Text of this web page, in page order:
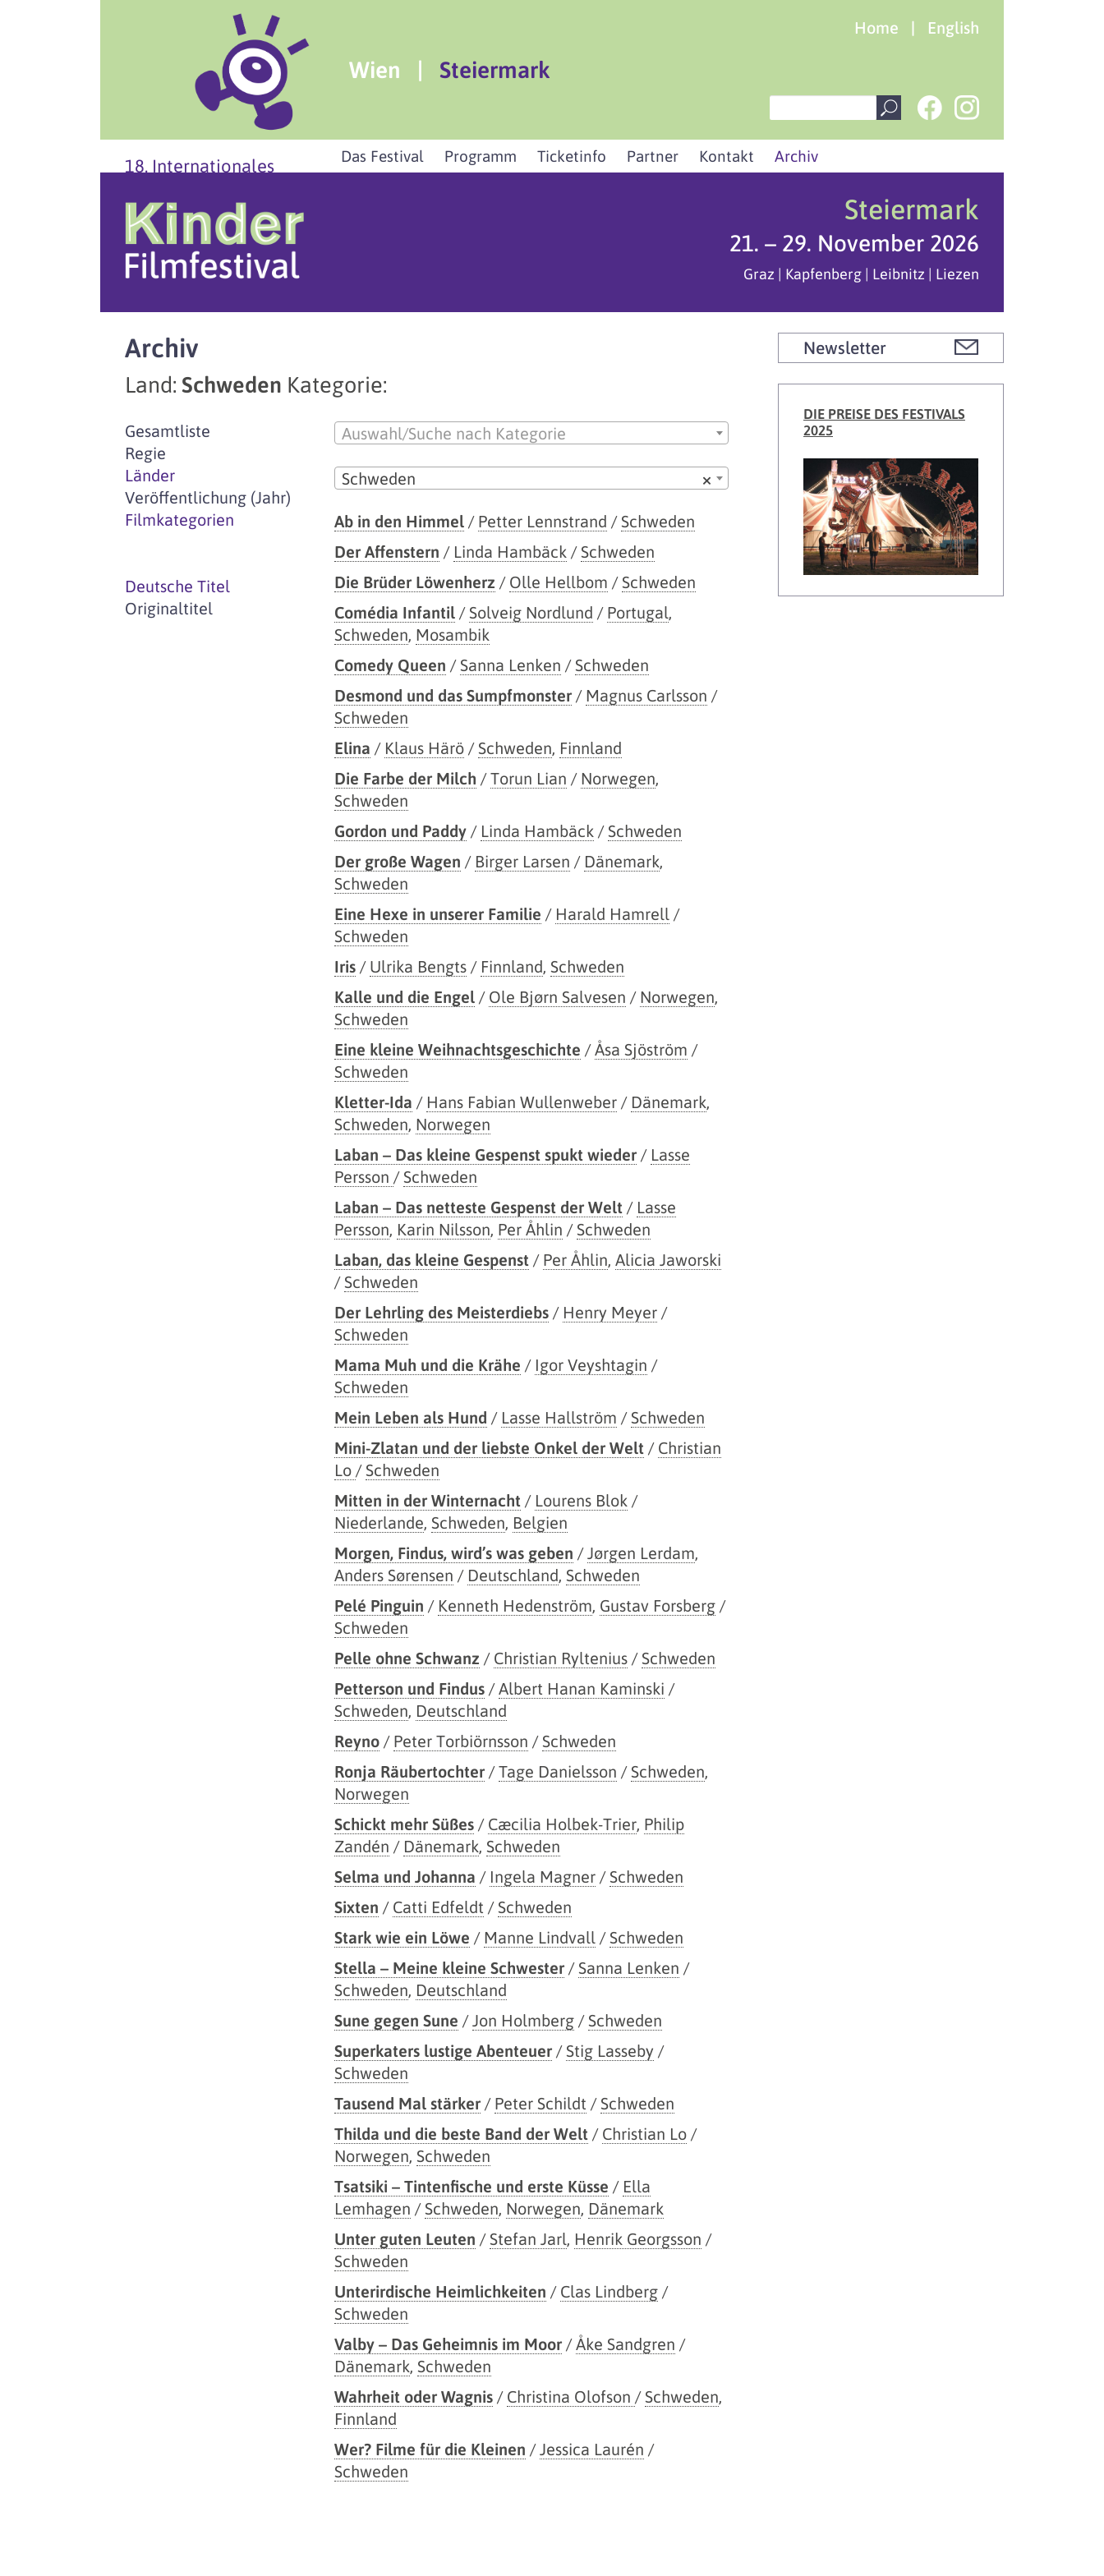
Home | English
Wien | Steiermark
18. Internationales Das Festival Programm Ticketinfo Partner Kontakt Archiv
Steiermark
21. – 29. November 2026
Graz | Kapfenberg | Leibnitz | Liezen
Archiv
Land: Schweden Kategorie:
Gesamtliste
Regie
Länder
Veröffentlichung (Jahr)
Filmkategorien
Deutsche Titel
Originaltitel
Auswahl/Suche nach Kategorie
×
Schweden
Ab in den Himmel / Petter Lennstrand / Schweden
Der Affenstern / Linda Hambäck / Schweden
Die Brüder Löwenherz / Olle Hellbom / Schweden
Comédia Infantil / Solveig Nordlund / Portugal
Schweden Mosambik
Comedy Queen / Sanna Lenken / Schweden
Desmond und das Sumpfmonster/ Magnus Carlsson /
Schweden
Elina / Klaus Härö / Schweden Finnland
Die Farbe der Milch /Torun Lian / Norwegen
Schweden
Gordon und Paddy / Linda Hambäck / Schweden
Der große Wagen / Birger Larsen / Dänemark
Schweden
Eine Hexe in unserer Familie / Harald Hamrell /
Schweden
Iris / Ulrika Bengts / Finnland Schweden
Kalle und die Engel / Ole Bjørn Salvesen / Norwegen
Schweden
Eine kleine Weihnachtsgeschichte / Åsa Sjöström /
Schweden
Kletter-Ida / Hans Fabian Wullenweber / Dänemark
Schweden Norwegen
Laban – Das kleine Gespenst spukt wieder/ Lasse
Persson / Schweden
Laban – Das netteste Gespenst der Welt / Lasse
Persson Karin Nilsson Per Åhlin / Schweden
Laban, das kleine Gespenst / Per Åhlin Alicia Jaworski
/ Schweden
Der Lehrling des Meisterdiebs / Henry Meyer /
Schweden
Mama Muh und die Krähe / Igor Veyshtagin /
Schweden
Mein Leben als Hund / Lasse Hallström / Schweden
Mini-Zlatan und der liebste Onkel der Welt / Christian
Lo / Schweden
Mitten in der Winternacht / Lourens Blok /
Niederlande Schweden Belgien
Morgen, Findus, wird’s was geben / Jørgen Lerdam
Anders Sørensen / Deutschland Schweden
Pelé Pinguin / Kenneth Hedenström Gustav Forsberg /
Schweden
Pelle ohne Schwanz / Christian Ryltenius / Schweden
Petterson und Findus / Albert Hanan Kaminski /
Schweden Deutschland
Reyno / Peter Torbiörnsson / Schweden
Ronja Räubertochter/Tage Danielsson / Schweden
Norwegen
Schickt mehr Süßes / Cæcilia Holbek-Trier Philip
Zandén / Dänemark Schweden
Selma und Johanna / Ingela Magner / Schweden
Sixten / Catti Edfeldt / Schweden
Stark wie ein Löwe / Manne Lindvall / Schweden
Stella – Meine kleine Schwester/ Sanna Lenken /
Schweden Deutschland
Sune gegen Sune / Jon Holmberg / Schweden
Superkaters lustige Abenteuer/ Stig Lasseby /
Schweden
Tausend Mal stärker/ Peter Schildt / Schweden
Thilda und die beste Band der Welt / Christian Lo /
Norwegen Schweden
Tsatsiki – Tintenfische und erste Küsse / Ella
Lemhagen / Schweden Norwegen Dänemark
Unter guten Leuten / Stefan Jarl Henrik Georgsson /
Schweden
Unterirdische Heimlichkeiten / Clas Lindberg /
Schweden
Valby – Das Geheimnis im Moor/ Åke Sandgren /
Dänemark Schweden
Wahrheit oder Wagnis / Christina Olofson / Schweden
Finnland
Wer? Filme für die Kleinen / Jessica Laurén /
Schweden
Newsletter
DIE PREISE DES FESTIVALS
2025